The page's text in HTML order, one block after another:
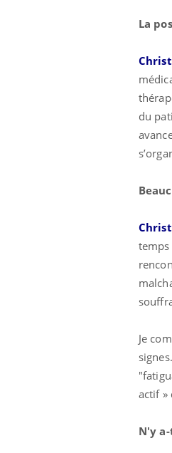
La
du
temps
Je
actif »
N'y
même
carence en fer